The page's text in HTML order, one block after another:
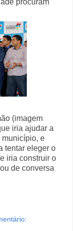
(imagem
iria ajudar a
município, e
tentar eleger o
iria construir o
de conversa